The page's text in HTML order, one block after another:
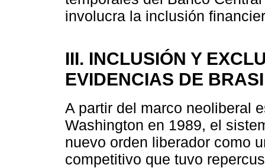
involucra la inclusión
III. INCLUSIÓN Y
EVIDENCIAS DE
A partir del marco neoliberal
Washington en 1989, el
nuevo orden liberador como
competitivo que tuvo